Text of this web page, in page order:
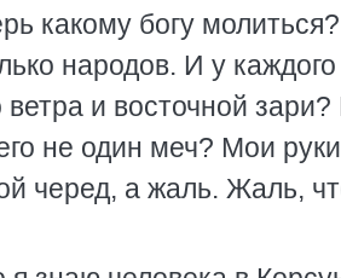
какому богу
народов. И у
ветра и восточной
не один меч? Мои
черед, а жаль. Жаль,